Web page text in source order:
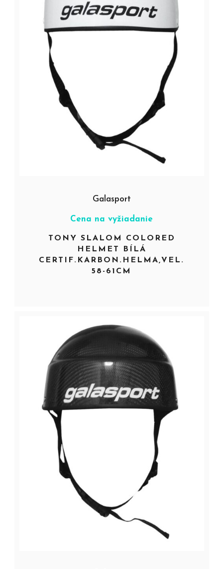
Galasport
Cena na vyžiadanie
TONY SLALOM COLORED
HELMET BÍLÁ
CERTIF.KARBON.HELMA,VEL.
58-61CM